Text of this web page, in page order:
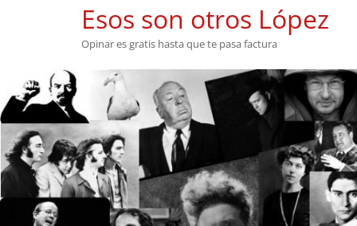
Esos son otros López
Opinar es gratis hasta que te pasa factura